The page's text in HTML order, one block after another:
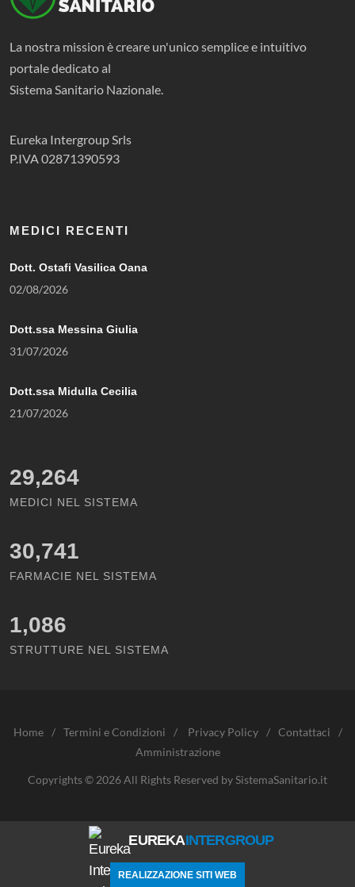
La nostra mission è creare un'unico semplice e intuitivo
portale dedicato al
Sistema Sanitario Nazionale.
Eureka Intergroup Srls
P.IVA 02871390593
MEDICI RECENTI
Dott. Ostafi Vasilica Oana
02/08/2026
Dott.ssa Messina Giulia
31/07/2026
Dott.ssa Midulla Cecilia
21/07/2026
29,264
MEDICI NEL SISTEMA
30,741
FARMACIE NEL SISTEMA
1,086
STRUTTURE NEL SISTEMA
Home / Termini e Condizioni / Privacy Policy / Contattaci
/
Amministrazione
Copyrights © 2026 All Rights Reserved by SistemaSanitario.it
EUREKAINTERGROUP
REALIZZAZIONE SITI WEB